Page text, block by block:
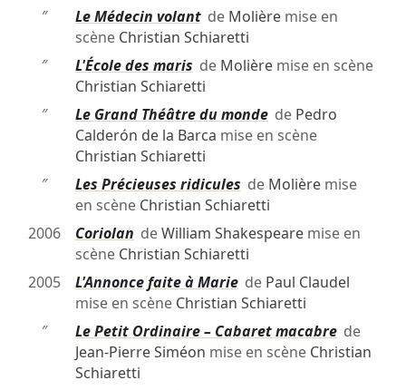
″
Le Médecin volantde Molièremise en
scène Christian Schiaretti
″
L'École des maris de Molièremise en scène
Christian Schiaretti
″
Le Grand Théâtre du mondede Pedro
Calderón de la Barca mise en scène
Christian Schiaretti
″
Les Précieuses ridicules de Molièremise
en scène Christian Schiaretti
2006
Coriolan deWilliam Shakespearemise en
scène Christian Schiaretti
2005
L'Annonce faite à Mariede Paul Claudel
mise en scène Christian Schiaretti
″
Le Petit Ordinaire – Cabaret macabrede
Jean-Pierre Siméon mise en scène Christian
Schiaretti